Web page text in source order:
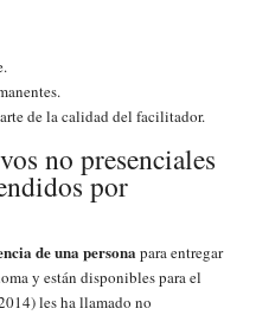
de la calidad del facilitador.
no presenciales
por
de una persona para entregar
y están disponibles para el
les ha llamado no